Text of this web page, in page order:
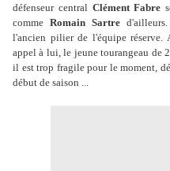
défenseur central Clément Fabre
comme Romain Sartred'ailleurs.
l'ancien pilier de l'équipe réserve.
appel à lui, le jeune tourangeau de
il est trop fragile pour le moment,
début de saison ...